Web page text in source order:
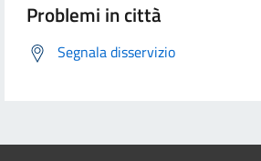
Problemi in città
Segnala disservizio